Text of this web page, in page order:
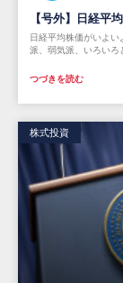
【号外】日経平
日経平均株価がいよ
派、弱気派、いろいろ
つづきを読む
株式投資